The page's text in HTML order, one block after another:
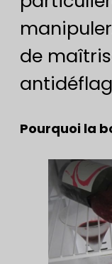
de
Pourquoi la